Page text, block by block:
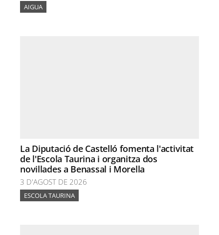
AIGUA
La Diputació de Castelló fomenta l'activitat
de l'Escola Taurina i organitza dos
novillades a Benassal i Morella
3 D'AGOST DE 2026
ESCOLA TAURINA